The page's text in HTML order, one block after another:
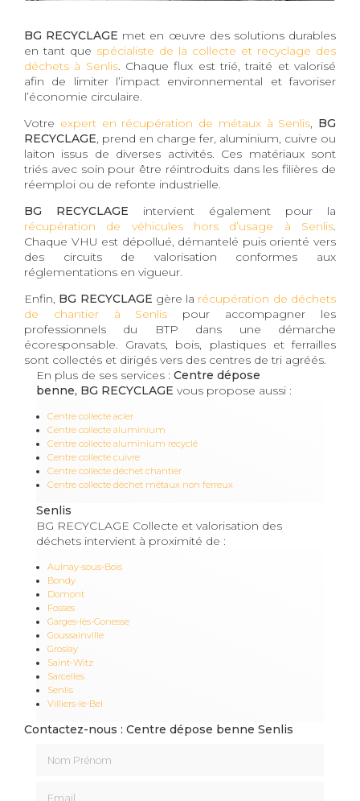
BG RECYCLAGE met en œuvre des solutions durables
en tant que spécialiste de la collecte et recyclage des
déchets à Senlis. Chaque flux est trié, traité et valorisé
afin de limiter l’impact environnemental et favoriser
l’économie circulaire.
Votre expert en récupération de métaux à Senlis, BG
RECYCLAGE, prend en charge fer, aluminium, cuivre ou
laiton issus de diverses activités. Ces matériaux sont
triés avec soin pour être réintroduits dans les filières de
réemploi ou de refonte industrielle.
BG RECYCLAGE intervient également pour la
récupération de véhicules hors d’usage à Senlis.
Chaque VHU est dépollué, démantelé puis orienté vers
des circuits de valorisation conformes aux
réglementations en vigueur.
Enfin, BG RECYCLAGE gère la récupération de déchets
de chantier à Senlis pour accompagner les
professionnels du BTP dans une démarche
écoresponsable. Gravats, bois, plastiques et ferrailles
sont collectés et dirigés vers des centres de tri agréés.
En plus de ses services : Centre dépose
benne, BG RECYCLAGE vous propose aussi :
Centre collecte acier
Centre collecte aluminium
Centre collecte aluminium recyclé
Centre collecte cuivre
Centre collecte déchet chantier
Centre collecte déchet métaux non ferreux
Senlis
BG RECYCLAGE Collecte et valorisation des
déchets intervient à proximité de :
Aulnay-sous-Bois
Bondy
Domont
Fosses
Garges-lès-Gonesse
Goussainville
Groslay
Saint-Witz
Sarcelles
Senlis
Villiers-le-Bel
Contactez-nous : Centre dépose benne Senlis